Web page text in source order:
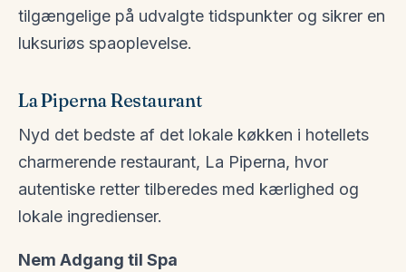
tilgængelige på udvalgte tidspunkter og sikrer en
luksuriøs spaoplevelse.
La Piperna Restaurant
Nyd det bedste af det lokale køkken i hotellets
charmerende restaurant, La Piperna, hvor
autentiske retter tilberedes med kærlighed og
lokale ingredienser.
Nem Adgang til Spa